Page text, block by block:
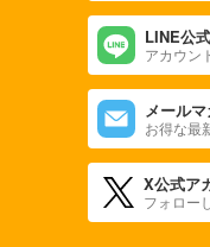
LINE公
アカウン
メール
お得な最
X公式ア
フォロー